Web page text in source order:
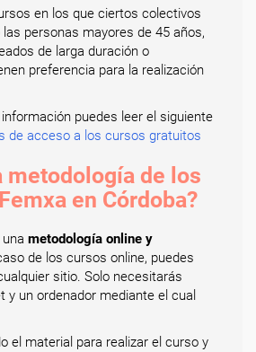
en los que ciertos colectivos
personas mayores de 45 años,
de larga duración o
preferencia para la realización
puedes leer el siguiente
de acceso a los cursos gratuitos
metodología de los
en Córdoba?
metodología online y
de los cursos online, puedes
sitio. Solo necesitarás
y un ordenador mediante el cual
el material para realizar el curso y